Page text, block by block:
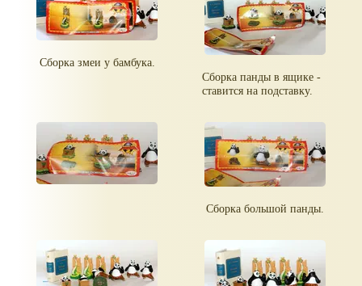
Сборка змеи у бамбука.
Сборка панды в ящике -
ставится на подставку.
Сборка большой панды.